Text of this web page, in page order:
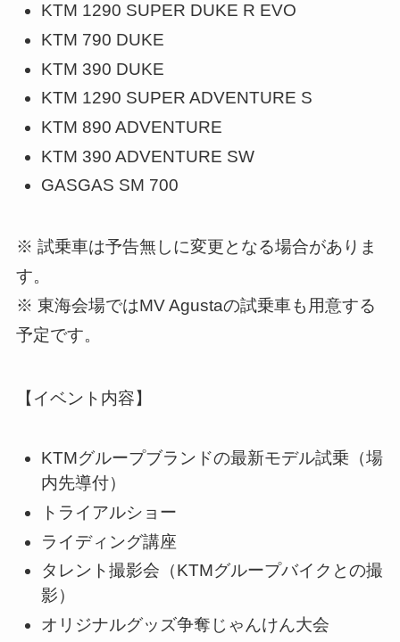
KTM 1290 SUPER DUKE R EVO
KTM 790 DUKE
KTM 390 DUKE
KTM 1290 SUPER ADVENTURE S
KTM 890 ADVENTURE
KTM 390 ADVENTURE SW
GASGAS SM 700
※ 試乗車は予告無しに変更となる場合がありま
す。
※ 東海会場ではMV Agustaの試乗車も用意する
予定です。
【イベント内容】
KTMグループブランドの最新モデル試乗（場
内先導付）
トライアルショー
ライディング講座
タレント撮影会（KTMグループバイクとの撮
影）
オリジナルグッズ争奪じゃんけん大会